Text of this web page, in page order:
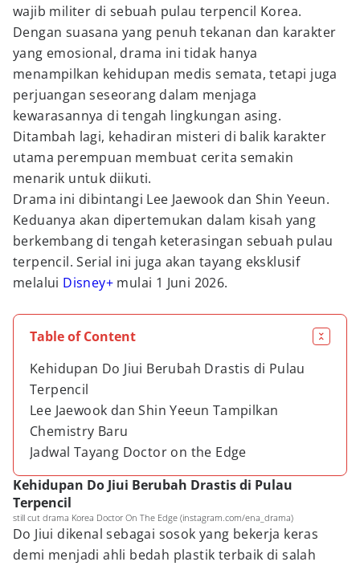
wajib militer di sebuah pulau terpencil Korea.
Dengan suasana yang penuh tekanan dan karakter
yang emosional, drama ini tidak hanya
menampilkan kehidupan medis semata, tetapi juga
perjuangan seseorang dalam menjaga
kewarasannya di tengah lingkungan asing.
Ditambah lagi, kehadiran misteri di balik karakter
utama perempuan membuat cerita semakin
menarik untuk diikuti.
Drama ini dibintangi Lee Jaewook dan Shin Yeeun.
Keduanya akan dipertemukan dalam kisah yang
berkembang di tengah keterasingan sebuah pulau
terpencil. Serial ini juga akan tayang eksklusif
melalui Disney+ mulai 1 Juni 2026.
Table of Content
Kehidupan Do Jiui Berubah Drastis di Pulau
Terpencil
Lee Jaewook dan Shin Yeeun Tampilkan
Chemistry Baru
Jadwal Tayang Doctor on the Edge
Kehidupan Do Jiui Berubah Drastis di Pulau
Terpencil
still cut drama Korea Doctor On The Edge (instagram.com/ena_drama)
Do Jiui dikenal sebagai sosok yang bekerja keras
demi menjadi ahli bedah plastik terbaik di salah